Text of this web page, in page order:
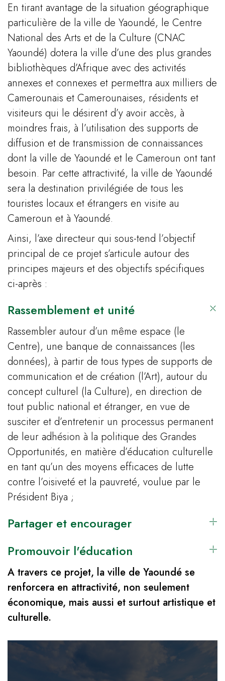
En tirant avantage de la situation géographique
particulière de la ville de Yaoundé, le Centre
National des Arts et de la Culture (CNAC
Yaoundé) dotera la ville d’une des plus grandes
bibliothèques d’Afrique avec des activités
annexes et connexes et permettra aux milliers de
Camerounais et Camerounaises, résidents et
visiteurs qui le désirent d’y avoir accès, à
moindres frais, à l’utilisation des supports de
diffusion et de transmission de connaissances
dont la ville de Yaoundé et le Cameroun ont tant
besoin. Par cette attractivité, la ville de Yaoundé
sera la destination privilégiée de tous les
touristes locaux et étrangers en visite au
Cameroun et à Yaoundé.
Ainsi, l’axe directeur qui sous-tend l’objectif
principal de ce projet s’articule autour des
principes majeurs et des objectifs spécifiques
ci-après :
Rassemblement et unité
Rassembler autour d’un même espace (le
Centre), une banque de connaissances (les
données), à partir de tous types de supports de
communication et de création (l’Art), autour du
concept culturel (la Culture), en direction de
tout public national et étranger, en vue de
susciter et d’entretenir un processus permanent
de leur adhésion à la politique des Grandes
Opportunités, en matière d’éducation culturelle
en tant qu’un des moyens efficaces de lutte
contre l’oisiveté et la pauvreté, voulue par le
Président Biya ;
Partager et encourager
Promouvoir l'éducation
A travers ce projet, la ville de Yaoundé se
renforcera en attractivité, non seulement
économique, mais aussi et surtout artistique et
culturelle.